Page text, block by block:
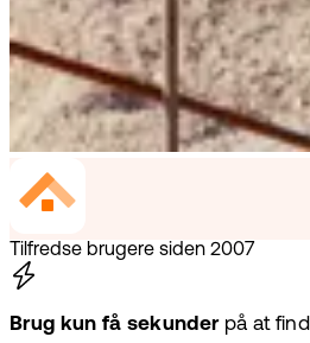
Tilfredse brugere siden 2007
Brug kun få sekunder på at